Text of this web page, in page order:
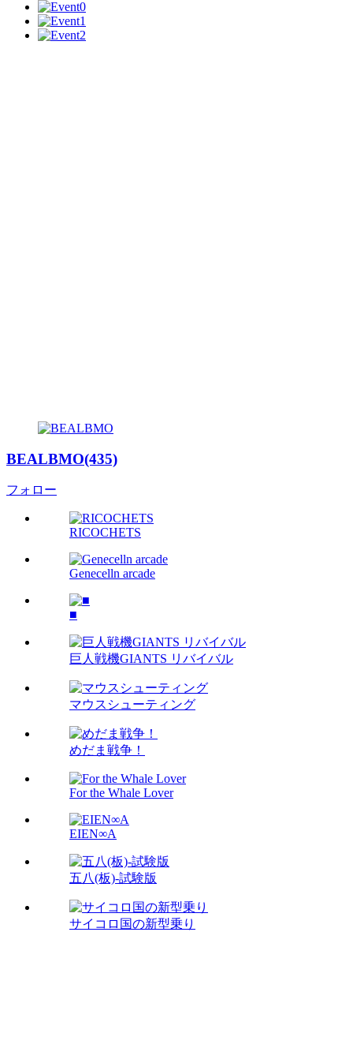
BEALBMO(435)
フォロー
RICOCHETS
Genecelln arcade
■
巨人戦機GIANTS リバイバル
マウスシューティング
めだま戦争！
For the Whale Lover
EIEN∞A
五八(板)-試験版
サイコロ国の新型乗り